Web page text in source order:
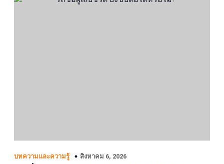
บทความและความรู้ สิงหาคม 6, 2026